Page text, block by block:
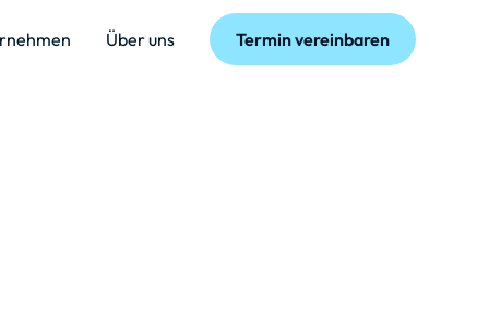
Über uns Termin vereinbaren